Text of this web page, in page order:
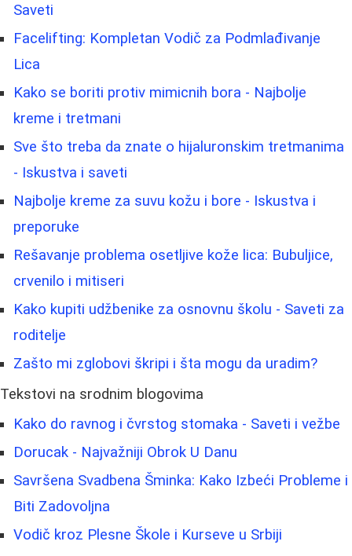
Saveti
Facelifting: Kompletan Vodič za Podmlađivanje
Lica
Kako se boriti protiv mimicnih bora - Najbolje
kreme i tretmani
Sve što treba da znate o hijaluronskim tretmanima
- Iskustva i saveti
Najbolje kreme za suvu kožu i bore - Iskustva i
preporuke
Rešavanje problema osetljive kože lica: Bubuljice,
crvenilo i mitiseri
Kako kupiti udžbenike za osnovnu školu - Saveti za
roditelje
Zašto mi zglobovi škripi i šta mogu da uradim?
Tekstovi na srodnim blogovima
Kako do ravnog i čvrstog stomaka - Saveti i vežbe
Dorucak - Najvažniji Obrok U Danu
Savršena Svadbena Šminka: Kako Izbeći Probleme i
Biti Zadovoljna
Vodič kroz Plesne Škole i Kurseve u Srbiji